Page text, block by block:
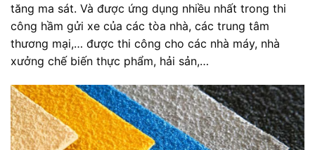
tăng ma sát. Và được ứng dụng nhiều nhất trong thi
công hầm gửi xe của các tòa nhà, các trung tâm
thương mại,… được thi công cho các nhà máy, nhà
xưởng chế biến thực phẩm, hải sản,…